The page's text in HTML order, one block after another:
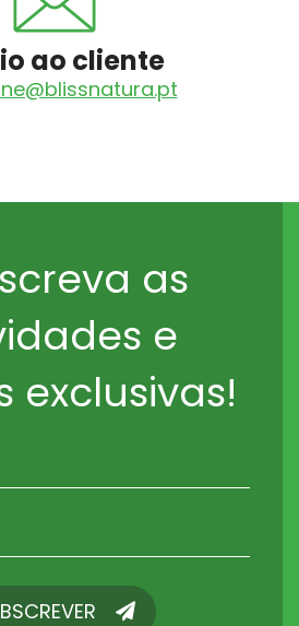
ao cliente
as
e
exclusivas!